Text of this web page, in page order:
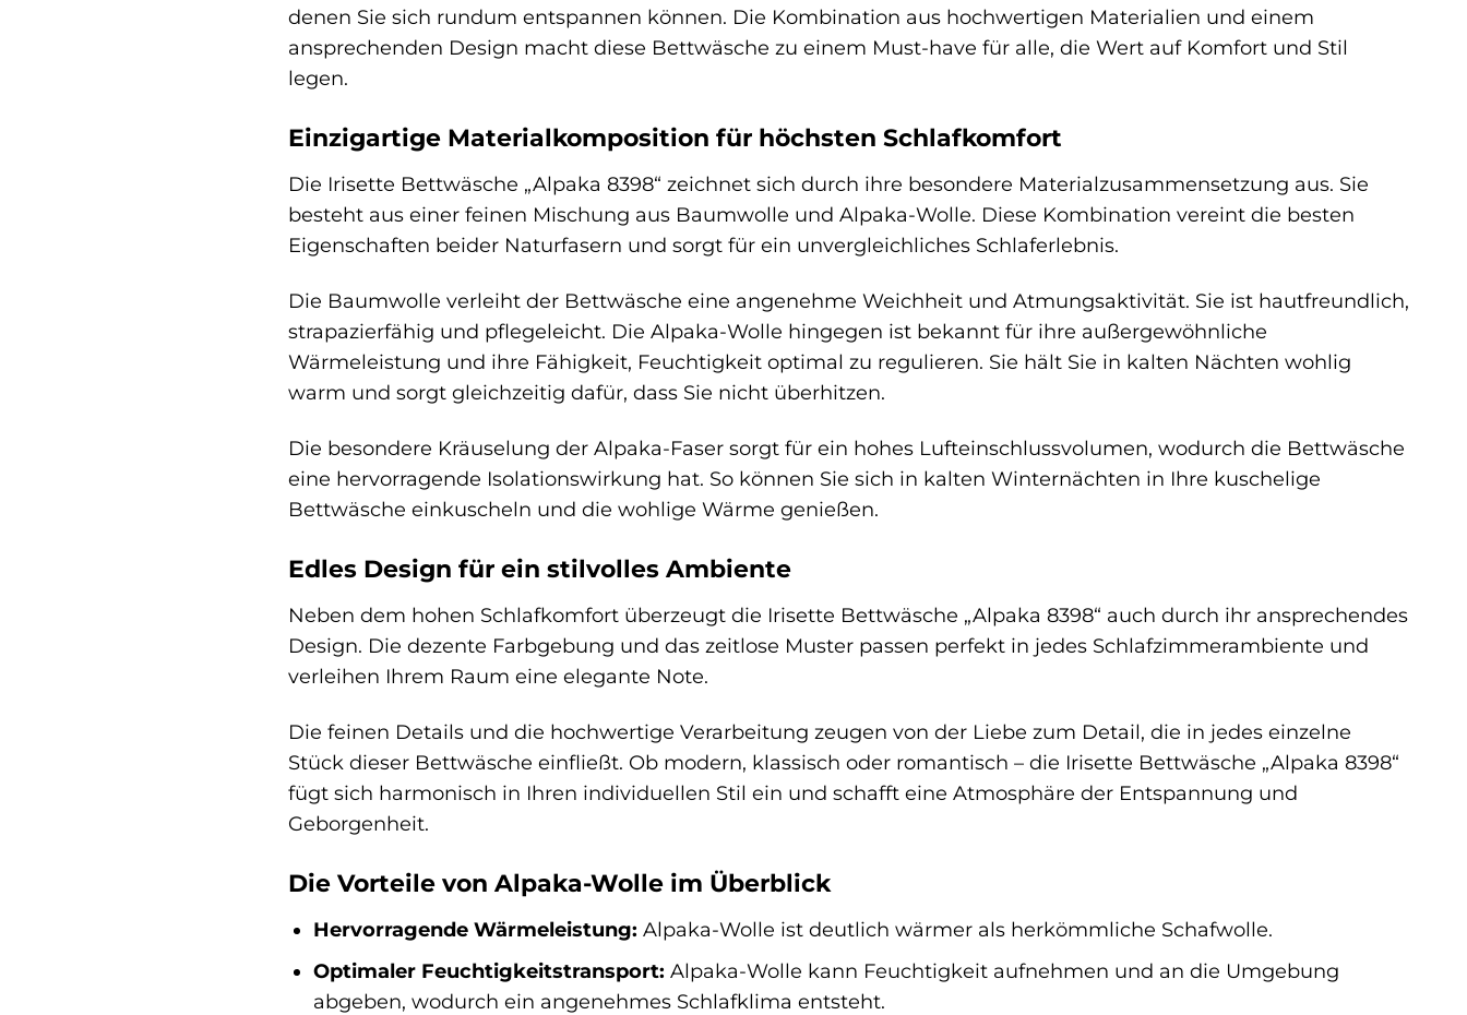
denen Sie sich rundum entspannen können. Die Kombination aus hochwertigen Materialien und einem
ansprechenden Design macht diese Bettwäsche zu einem Must-have für alle, die Wert auf Komfort und Stil
legen.
Einzigartige Materialkomposition für höchsten Schlafkomfort
Die Irisette Bettwäsche „Alpaka 8398“ zeichnet sich durch ihre besondere Materialzusammensetzung aus. Sie
besteht aus einer feinen Mischung aus Baumwolle und Alpaka-Wolle. Diese Kombination vereint die besten
Eigenschaften beider Naturfasern und sorgt für ein unvergleichliches Schlaferlebnis.
Die Baumwolle verleiht der Bettwäsche eine angenehme Weichheit und Atmungsaktivität. Sie ist hautfreundlich,
strapazierfähig und pflegeleicht. Die Alpaka-Wolle hingegen ist bekannt für ihre außergewöhnliche
Wärmeleistung und ihre Fähigkeit, Feuchtigkeit optimal zu regulieren. Sie hält Sie in kalten Nächten wohlig
warm und sorgt gleichzeitig dafür, dass Sie nicht überhitzen.
Die besondere Kräuselung der Alpaka-Faser sorgt für ein hohes Lufteinschlussvolumen, wodurch die Bettwäsche
eine hervorragende Isolationswirkung hat. So können Sie sich in kalten Winternächten in Ihre kuschelige
Bettwäsche einkuscheln und die wohlige Wärme genießen.
Edles Design für ein stilvolles Ambiente
Neben dem hohen Schlafkomfort überzeugt die Irisette Bettwäsche „Alpaka 8398“ auch durch ihr ansprechendes
Design. Die dezente Farbgebung und das zeitlose Muster passen perfekt in jedes Schlafzimmerambiente und
verleihen Ihrem Raum eine elegante Note.
Die feinen Details und die hochwertige Verarbeitung zeugen von der Liebe zum Detail, die in jedes einzelne
Stück dieser Bettwäsche einfließt. Ob modern, klassisch oder romantisch – die Irisette Bettwäsche „Alpaka 8398“
fügt sich harmonisch in Ihren individuellen Stil ein und schafft eine Atmosphäre der Entspannung und
Geborgenheit.
Die Vorteile von Alpaka-Wolle im Überblick
Hervorragende Wärmeleistung: Alpaka-Wolle ist deutlich wärmer als herkömmliche Schafwolle.
Optimaler Feuchtigkeitstransport: Alpaka-Wolle kann Feuchtigkeit aufnehmen und an die Umgebung
abgeben, wodurch ein angenehmes Schlafklima entsteht.